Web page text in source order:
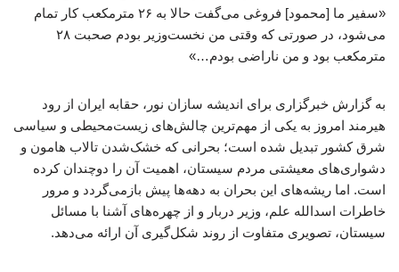
«سفیر ما [محمود] فروغی می‌گفت حالا به ۲۶ مترمکعب کار تمام
می‌شود، در صورتی که وقتی من نخست‌وزیر بودم صحبت ۲۸
مترمکعب بود و من ناراضی بودم…»
به گزارش خبرگزاری برای اندیشه سازان نور، حقابه ایران از رود
هیرمند امروز به یکی از مهم‌ترین چالش‌های زیست‌محیطی و سیاسی
شرق کشور تبدیل شده است؛ بحرانی که خشک‌شدن تالاب هامون و
دشواری‌های معیشتی مردم سیستان، اهمیت آن را دوچندان کرده
است. اما ریشه‌های این بحران به دهه‌ها پیش بازمی‌گردد و مرور
خاطرات اسدالله علم، وزیر دربار و از چهره‌های آشنا با مسائل
سیستان، تصویری متفاوت از روند شکل‌گیری آن ارائه می‌دهد.